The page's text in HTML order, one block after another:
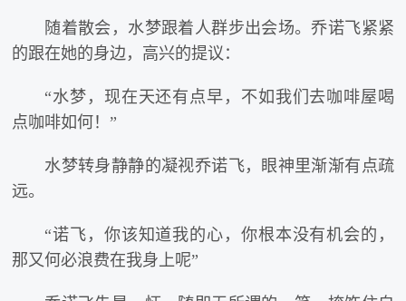
随着散会，水梦跟着人群步出会场。乔诺飞紧紧
的跟在她的身边，高兴的提议：
“水梦，现在天还有点早，不如我们去咖啡屋喝
点咖啡如何！”
水梦转身静静的凝视乔诺飞，眼神里渐渐有点疏
远。
“诺飞，你该知道我的心，你根本没有机会的，
那又何必浪费在我身上呢”